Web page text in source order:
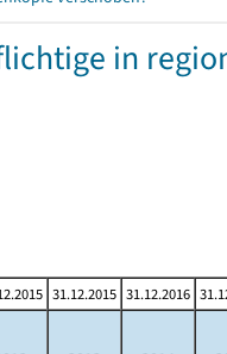
in
31.12.2015 31.12.2016